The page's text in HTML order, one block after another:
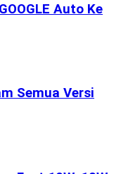
Auto Ke
Semua Versi